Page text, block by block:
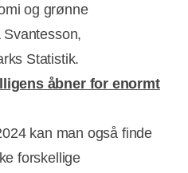
og grønne
Svantesson,
Statistik.
åbner for enormt
kan man også finde
forskellige